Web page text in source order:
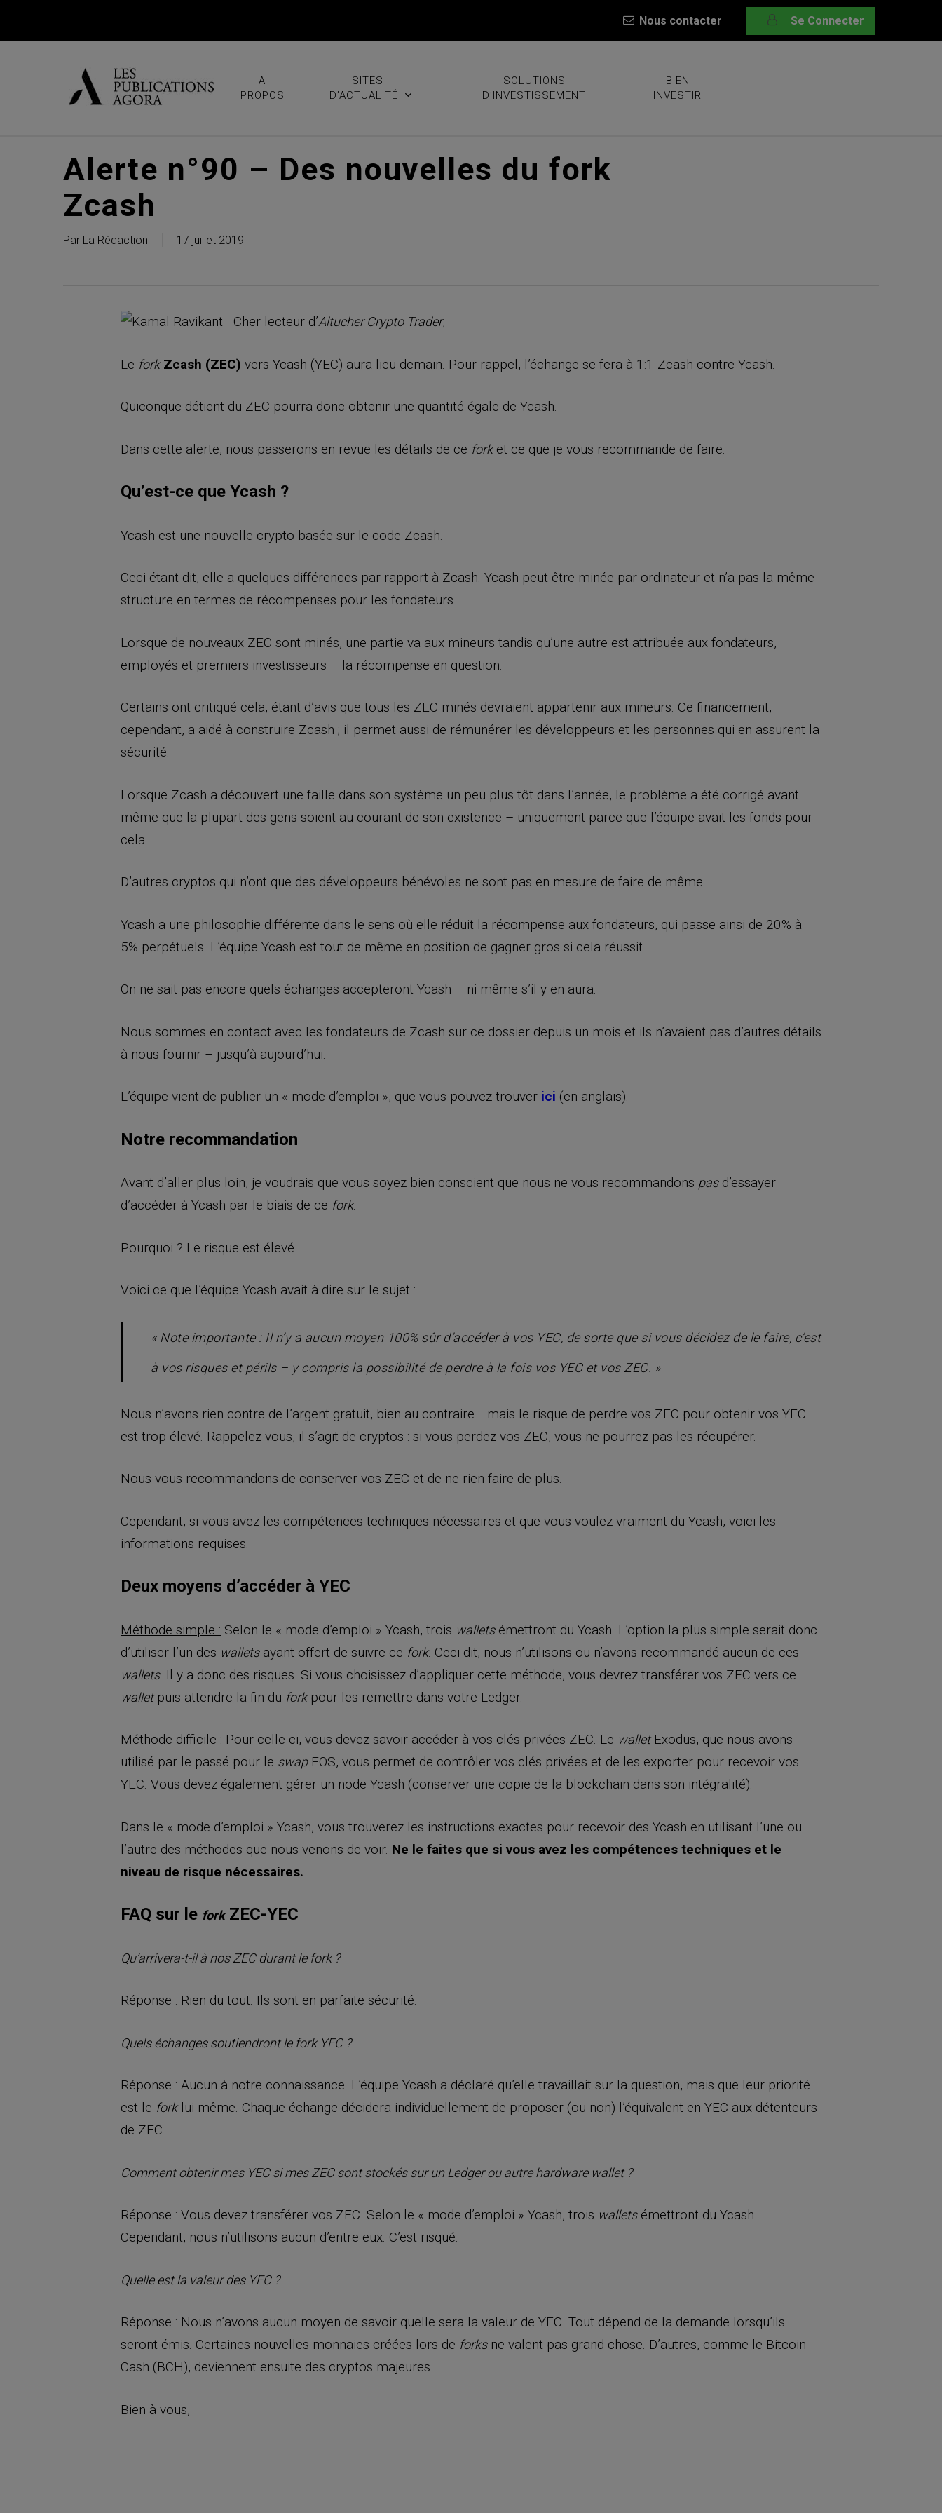
Nous contacter Se Connecter
A
PROPOS
SITES
D’ACTUALITÉ
SOLUTIONS
D’INVESTISSEMENT
BIEN
INVESTIR
Alerte n°90 – Des nouvelles du fork
Zcash
Par La Rédaction 17 juillet 2019
Cher lecteur d’Altucher Crypto Trader,
Le fork Zcash (ZEC) vers Ycash (YEC) aura lieu demain. Pour rappel, l’échange se fera à 1:1 Zcash contre Ycash.
Quiconque détient du ZEC pourra donc obtenir une quantité égale de Ycash.
Dans cette alerte, nous passerons en revue les détails de ce forket ce que je vous recommande de faire.
Qu’est-ce que Ycash ?
Ycash est une nouvelle crypto basée sur le code Zcash.
Ceci étant dit, elle a quelques différences par rapport à Zcash. Ycash peut être minée par ordinateur et n’a pas la même
structure en termes de récompenses pour les fondateurs.
Lorsque de nouveaux ZEC sont minés, une partie va aux mineurs tandis qu’une autre est attribuée aux fondateurs,
employés et premiers investisseurs – la récompense en question.
Certains ont critiqué cela, étant d’avis que tous les ZEC minés devraient appartenir aux mineurs. Ce financement,
cependant, a aidé à construire Zcash ; il permet aussi de rémunérer les développeurs et les personnes qui en assurent la
sécurité.
Lorsque Zcash a découvert une faille dans son système un peu plus tôt dans l’année, le problème a été corrigé avant
même que la plupart des gens soient au courant de son existence – uniquement parce que l’équipe avait les fonds pour
cela.
D’autres cryptos qui n’ont que des développeurs bénévoles ne sont pas en mesure de faire de même.
Ycash a une philosophie différente dans le sens où elle réduit la récompense aux fondateurs, qui passe ainsi de 20% à
5% perpétuels. L’équipe Ycash est tout de même en position de gagner gros si cela réussit.
On ne sait pas encore quels échanges accepteront Ycash – ni même s’il y en aura.
Nous sommes en contact avec les fondateurs de Zcash sur ce dossier depuis un mois et ils n’avaient pas d’autres détails
à nous fournir – jusqu’à aujourd’hui.
L’équipe vient de publier un « mode d’emploi », que vous pouvez trouver ici (en anglais).
Notre recommandation
Avant d’aller plus loin, je voudrais que vous soyez bien conscient que nous ne vous recommandons pasd’essayer
d’accéder à Ycash par le biais de ce fork.
Pourquoi ? Le risque est élevé.
Voici ce que l’équipe Ycash avait à dire sur le sujet :
« Note importante : Il n’y a aucun moyen 100% sûr d’accéder à vos YEC, de sorte que si vous décidez de le faire, c’est
à vos risques et périls – y compris la possibilité de perdre à la fois vos YEC et vos ZEC. »
Nous n’avons rien contre de l’argent gratuit, bien au contraire… mais le risque de perdre vos ZEC pour obtenir vos YEC
est trop élevé. Rappelez-vous, il s’agit de cryptos : si vous perdez vos ZEC, vous ne pourrez pas les récupérer.
Nous vous recommandons de conserver vos ZEC et de ne rien faire de plus.
Cependant, si vous avez les compétences techniques nécessaires et que vous voulez vraiment du Ycash, voici les
informations requises.
Deux moyens d’accéder à YEC
Méthode simple : Selon le « mode d’emploi » Ycash, trois walletsémettront du Ycash. L’option la plus simple serait donc
d’utiliser l’un des walletsayant offert de suivre ce fork. Ceci dit, nous n’utilisons ou n’avons recommandé aucun de ces
wallets. Il y a donc des risques. Si vous choisissez d’appliquer cette méthode, vous devrez transférer vos ZEC vers ce
walletpuis attendre la fin du forkpour les remettre dans votre Ledger.
Méthode difficile : Pour celle-ci, vous devez savoir accéder à vos clés privées ZEC. Le walletExodus, que nous avons
utilisé par le passé pour le swapEOS, vous permet de contrôler vos clés privées et de les exporter pour recevoir vos
YEC. Vous devez également gérer un node Ycash (conserver une copie de la blockchain dans son intégralité).
Dans le « mode d’emploi » Ycash, vous trouverez les instructions exactes pour recevoir des Ycash en utilisant l’une ou
l’autre des méthodes que nous venons de voir. Ne le faites que si vous avez les compétences techniques et le
niveau de risque nécessaires.
FAQ sur le forkZEC-YEC
Qu’arrivera-t-il à nos ZEC durant le fork?
Réponse : Rien du tout. Ils sont en parfaite sécurité.
Quels échanges soutiendront le forkYEC ?
Réponse : Aucun à notre connaissance. L’équipe Ycash a déclaré qu’elle travaillait sur la question, mais que leur priorité
est le forklui-même. Chaque échange décidera individuellement de proposer (ou non) l’équivalent en YEC aux détenteurs
de ZEC.
Comment obtenir mes YEC si mes ZEC sont stockés sur un Ledger ou autrehardware wallet?
Réponse : Vous devez transférer vos ZEC. Selon le « mode d’emploi » Ycash, trois walletsémettront du Ycash.
Cependant, nous n’utilisons aucun d’entre eux. C’est risqué.
Quelle est la valeur des YEC ?
Réponse : Nous n’avons aucun moyen de savoir quelle sera la valeur de YEC. Tout dépend de la demande lorsqu’ils
seront émis. Certaines nouvelles monnaies créées lors de forksne valent pas grand-chose. D’autres, comme le Bitcoin
Cash (BCH), deviennent ensuite des cryptos majeures.
Bien à vous,